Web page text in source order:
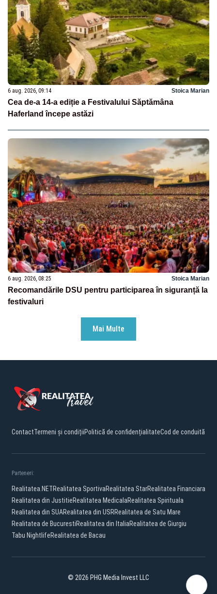
6 aug. 2026, 09:14 Stoica Marian
Cea de-a 14-a ediție a Festivalului Săptămâna
Haferland începe astăzi
6 aug. 2026, 08:25 Stoica Marian
Recomandările DSU pentru participarea în siguranță la
festivaluri
Mai Multe
ContactTermeni și condițiiPolitică de confidențialitateCod de conduită
Parteneri:
Realitatea.NETRealitatea SportivaRealitatea StarRealitatea Financiara
Realitatea din JustitieRealitatea MedicalaRealitatea Spirituala
Realitatea din SUARealitatea din USRRealitatea de Satu Mare
Realitatea de BucurestiRealitatea din ItaliaRealitatea de Giurgiu
Tabu NightlifeRealitatea de Bacau
© 2026 PHG Media Invest LLC